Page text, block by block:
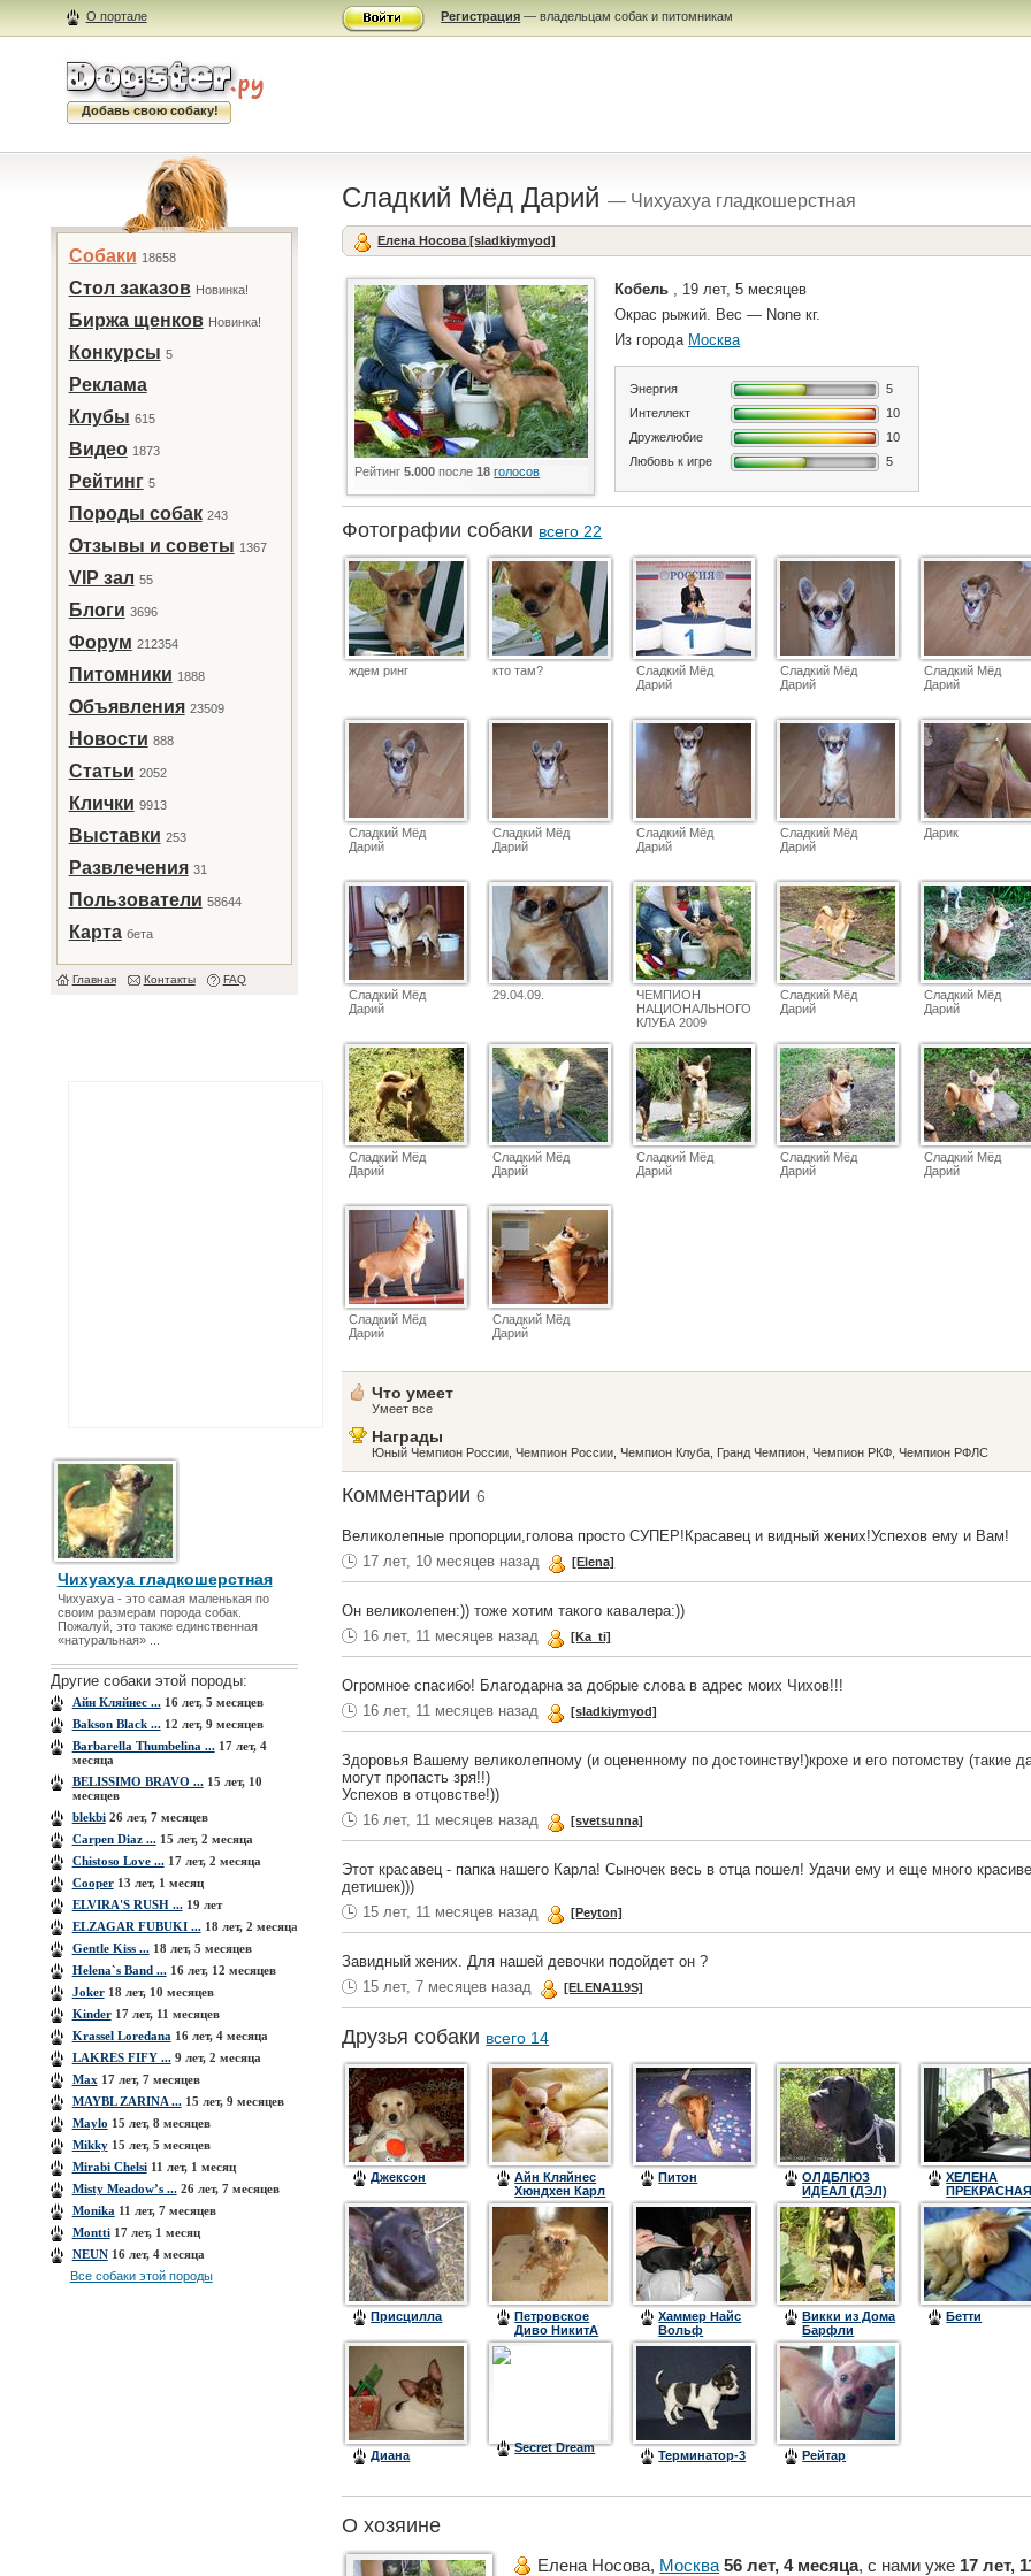
О портале Регистрация — владельцам собак и питомникам
Добавь свою собаку!
Собаки 18658
Стол заказов Новинка!
Биржа щенков Новинка!
Конкурсы 5
Реклама
Клубы 615
Видео 1873
Рейтинг 5
Породы собак 243
Отзывы и советы 1367
VIP зал 55
Блоги 3696
Форум 212354
Питомники 1888
Объявления 23509
Новости 888
Статьи 2052
Клички 9913
Выставки 253
Развлечения 31
Пользователи 58644
Карта бета
Главная Контакты FAQ
Чихуахуа гладкошерстная
Чихуахуа - это самая маленькая по
своим размерам порода собак.
Пожалуй, это также единственная
«натуральная» ...
Другие собаки этой породы:
Aйн Кляйнес ...16 лет, 5 месяцев
Bakson Black ...12 лет, 9 месяцев
Barbarella Thumbelina ...17 лет, 4
месяца
BELISSIMO BRAVO ...15 лет, 10
месяцев
blekbi26 лет, 7 месяцев
Carpen Diaz ...15 лет, 2 месяца
Chistoso Love ...17 лет, 2 месяца
Cooper13 лет, 1 месяц
ELVIRA'S RUSH ...19 лет
ELZAGAR FUBUKI ...18 лет, 2 месяца
Gentle Kiss ...18 лет, 5 месяцев
Helena`s Band ...16 лет, 12 месяцев
Joker18 лет, 10 месяцев
Kinder17 лет, 11 месяцев
Krassel Loredana 16 лет, 4 месяца
LAKRES FIFY ...9 лет, 2 месяца
Max 17 лет, 7 месяцев
MAYBL ZARINA ...15 лет, 9 месяцев
Maylo 15 лет, 8 месяцев
Mikky15 лет, 5 месяцев
Mirabi Chеlsi11 лет, 1 месяц
Misty Meadow’s ...26 лет, 7 месяцев
Monika 11 лет, 7 месяцев
Montti17 лет, 1 месяц
NEUN16 лет, 4 месяца
Все собаки этой породы
Сладкий Мёд Дарий— Чихуахуа гладкошерстная
Елена Носова [sladkiymyod]
Рейтинг5.000 после18 голосов
Кобель , 19 лет, 5 месяцев
Окрас рыжий. Вес — None кг.
Из города Москва
Энергия
5
Интеллект
10
Дружелюбие
10
Любовь к игре
5
Фотографии собаки всего 22
ждем ринг кто там?
Сладкий Мёд
Дарий
Сладкий Мёд
Дарий
Сладкий Мёд
Дарий
Сладкий Мёд
Дарий
Сладкий Мёд
Дарий
Сладкий Мёд
Дарий
Сладкий Мёд
Дарий
Дарик
Сладкий Мёд
Дарий
29.04.09.
ЧЕМПИОН
НАЦИОНАЛЬНОГО
КЛУБА 2009
Сладкий Мёд
Дарий
Сладкий Мёд
Дарий
Сладкий Мёд
Дарий
Сладкий Мёд
Дарий
Сладкий Мёд
Дарий
Сладкий Мёд
Дарий
Сладкий Мёд
Дарий
Сладкий Мёд
Дарий
Сладкий Мёд
Дарий
Что умеет
Умеет все
Награды
Юный Чемпион России, Чемпион России, Чемпион Клуба, Гранд Чемпион, Чемпион РКФ, Чемпион РФЛС
Комментарии6
Великолепные пропорции,голова просто СУПЕР!Красавец и видный жених!Успехов ему и Вам!
17 лет, 10 месяцев назад
[Elena]
Он великолепен:)) тоже хотим такого кавалера:))
16 лет, 11 месяцев назад
[Ka_ti]
Огромное спасибо! Благодарна за добрые слова в адрес моих Чихов!!!
16 лет, 11 месяцев назад
[sladkiymyod]
Здоровья Вашему великолепному (и оцененному по достоинству!)крохе и его потомству (такие
могут пропасть зря!!)
Успехов в отцовстве!))
16 лет, 11 месяцев назад
[svetsunna]
Этот красавец - папка нашего Карла! Сыночек весь в отца пошел! Удачи ему и еще много
детишек)))
15 лет, 11 месяцев назад
[Peyton]
Завидный жених. Для нашей девочки подойдет он ?
15 лет, 7 месяцев назад
[ELENA119S]
Друзья собаки всего 14
Джексон
Aйн Кляйнес
Хюндхен Карл
Питон
ОЛДБЛЮЗ
ИДЕАЛ (ДЭЛ)
ХЕЛЕНА
ПРЕКРАСНАЯ
(ДАНА)
Присцилла
Петровское
Диво НикитА
Хаммер Найс
Вольф
Викки из Дома
Барфли
(Ляля)
Бетти
Диана
Secret Dream
Терминатор-3 Рейтар
О хозяине
Елена Носова, Москва 56 лет, 4 месяца, с нами уже 17 лет,